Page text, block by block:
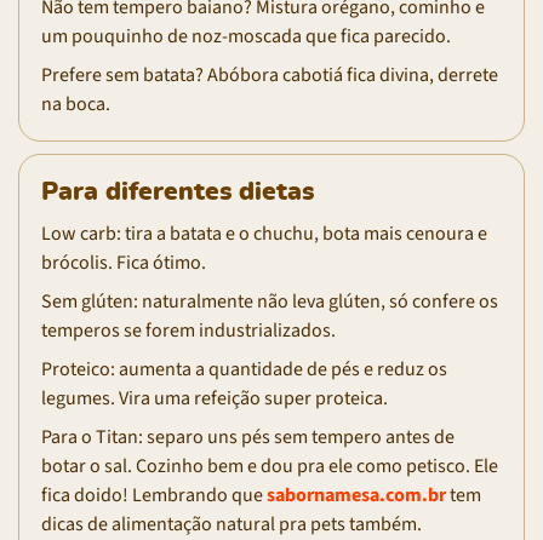
Não tem tempero baiano? Mistura orégano, cominho e
um pouquinho de noz-moscada que fica parecido.
Prefere sem batata? Abóbora cabotiá fica divina, derrete
na boca.
Para diferentes dietas
Low carb: tira a batata e o chuchu, bota mais cenoura e
brócolis. Fica ótimo.
Sem glúten: naturalmente não leva glúten, só confere os
temperos se forem industrializados.
Proteico: aumenta a quantidade de pés e reduz os
legumes. Vira uma refeição super proteica.
Para o Titan: separo uns pés sem tempero antes de
botar o sal. Cozinho bem e dou pra ele como petisco. Ele
fica doido! Lembrando quesabornamesa.com.brtem
dicas de alimentação natural pra pets também.